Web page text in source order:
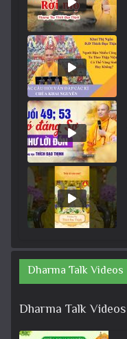
Dharma Talk Videos
Dharma Talk Videos